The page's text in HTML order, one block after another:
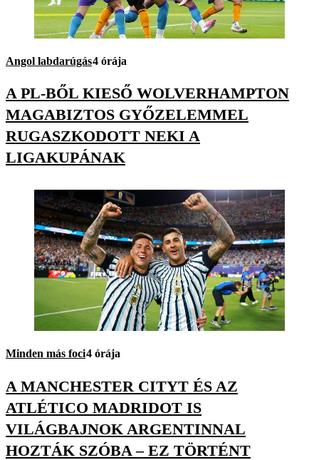
Angol labdarúgás4 órája
A PL-BŐL KIESŐ WOLVERHAMPTON
MAGABIZTOS GYŐZELEMMEL
RUGASZKODOTT NEKI A
LIGAKUPÁNAK
Minden más foci4 órája
A MANCHESTER CITYT ÉS AZ
ATLÉTICO MADRIDOT IS
VILÁGBAJNOK ARGENTINNAL
HOZTÁK SZÓBA – EZ TÖRTÉNT